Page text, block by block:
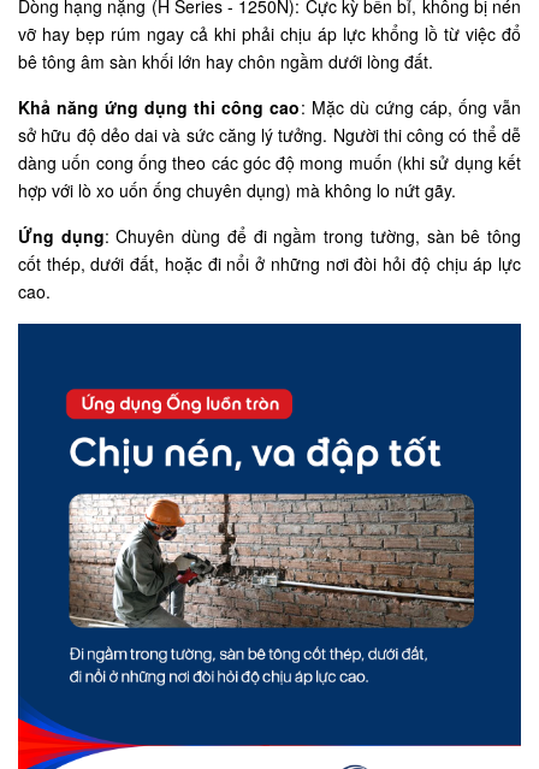
Dòng hạng nặng (H Series - 1250N): Cực kỳ bền bỉ, không bị nén
vỡ hay bẹp rúm ngay cả khi phải chịu áp lực khổng lồ từ việc đổ
bê tông âm sàn khối lớn hay chôn ngầm dưới lòng đất.
Khả năng ứng dụng thi công cao: Mặc dù cứng cáp, ống vẫn
sở hữu độ dẻo dai và sức căng lý tưởng. Người thi công có thể dễ
dàng uốn cong ống theo các góc độ mong muốn (khi sử dụng kết
hợp với lò xo uốn ống chuyên dụng) mà không lo nứt gãy.
Ứng dụng: Chuyên dùng để đi ngầm trong tường, sàn bê tông
cốt thép, dưới đất, hoặc đi nổi ở những nơi đòi hỏi độ chịu áp lực
cao.